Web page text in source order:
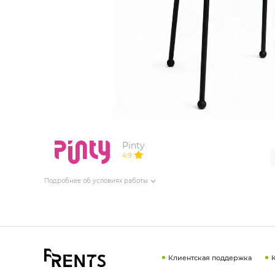
ИЗДЕЛИЯ ДЛЯ КОМФОРТА
ТЕХНИЧЕСКОЕ ОБОРУДОВАНИЕ
Pinty
4.9
Подробнее об условиях работы
Клиентская поддержка